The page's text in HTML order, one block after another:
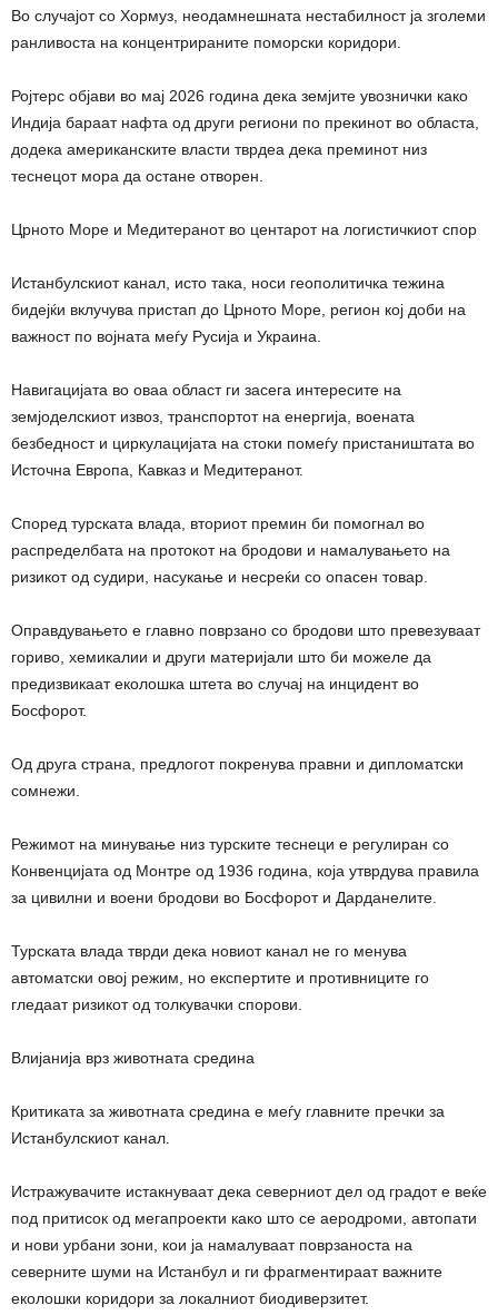
Во случајот со Хормуз, неодамнешната нестабилност ја зголеми
ранливоста на концентрираните поморски коридори.
Ројтерс објави во мај 2026 година дека земјите увознички како
Индија бараат нафта од други региони по прекинот во областа,
додека американските власти тврдеа дека преминот низ
теснецот мора да остане отворен.
Црното Море и Медитеранот во центарот на логистичкиот спор
Истанбулскиот канал, исто така, носи геополитичка тежина
бидејќи вклучува пристап до Црното Море, регион кој доби на
важност по војната меѓу Русија и Украина.
Навигацијата во оваа област ги засега интересите на
земјоделскиот извоз, транспортот на енергија, воената
безбедност и циркулацијата на стоки помеѓу пристаништата во
Источна Европа, Кавказ и Медитеранот.
Според турската влада, вториот премин би помогнал во
распределбата на протокот на бродови и намалувањето на
ризикот од судири, насукање и несреќи со опасен товар.
Оправдувањето е главно поврзано со бродови што превезуваат
гориво, хемикалии и други материјали што би можеле да
предизвикаат еколошка штета во случај на инцидент во
Босфорот.
Од друга страна, предлогот покренува правни и дипломатски
сомнежи.
Режимот на минување низ турските теснеци е регулиран со
Конвенцијата од Монтре од 1936 година, која утврдува правила
за цивилни и воени бродови во Босфорот и Дарданелите.
Турската влада тврди дека новиот канал не го менува
автоматски овој режим, но експертите и противниците го
гледаат ризикот од толкувачки спорови.
Влијанија врз животната средина
Критиката за животната средина е меѓу главните пречки за
Истанбулскиот канал.
Истражувачите истакнуваат дека северниот дел од градот е веќе
под притисок од мегапроекти како што се аеродроми, автопати
и нови урбани зони, кои ја намалуваат поврзаноста на
северните шуми на Истанбул и ги фрагментираат важните
еколошки коридори за локалниот биодиверзитет.